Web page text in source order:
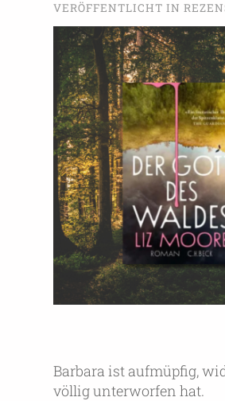
VERÖFFENTLICHT IN
Barbara ist aufmüpfig,
völlig unterworfen hat.